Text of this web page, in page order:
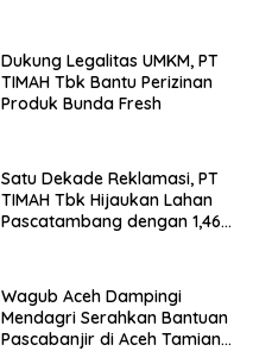
Dukung Legalitas UMKM, PT
TIMAH Tbk Bantu Perizinan
Produk Bunda Fresh
Satu Dekade Reklamasi, PT
TIMAH Tbk Hijaukan Lahan
Pascatambang dengan 1,46
Wagub Aceh Dampingi
Mendagri Serahkan Bantuan
Pascabanjir di Aceh Tamiang